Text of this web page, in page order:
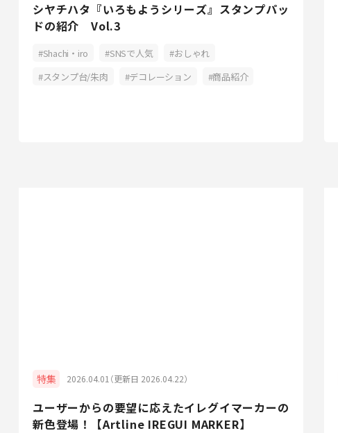
シヤチハタ『いろもようシリーズ』スタンプパッ
ドの紹介 Vol.3
Shachi・iro SNSで人気
おしゃれ
スタンプ台/朱肉
デコレーション 商品紹介
特集 2026.04.01（更新日 2026.04.22）
ユーザーからの要望に応えたイレグイマーカーの
新色登場！【Artline IREGUI MARKER】